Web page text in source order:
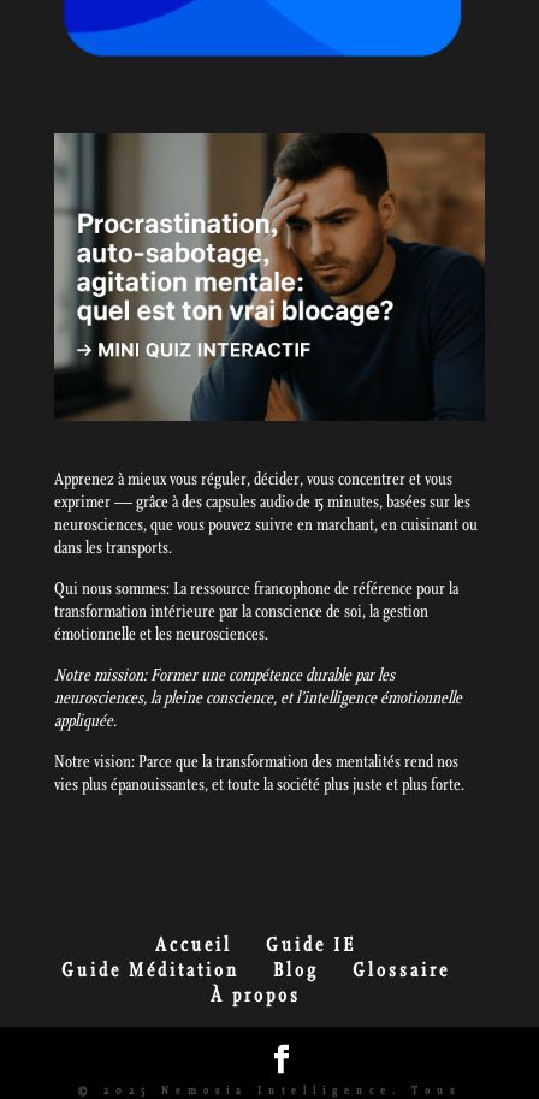
Apprenez à mieux vous réguler, décider, vous concentrer et vous
exprimer — grâce à des capsules audio de 15 minutes, basées sur les
neurosciences, que vous pouvez suivre en marchant, en cuisinant ou
dans les transports.
Qui nous sommes: La ressource francophone de référence pour la
transformation intérieure par la conscience de soi, la gestion
émotionnelle et les neurosciences.
Notre mission: Former une compétence durable par les
neurosciences, la pleine conscience, et l’intelligence émotionnelle
appliquée.
Notre vision: Parce que la transformation des mentalités rend nos
vies plus épanouissantes, et toute la société plus juste et plus forte.
Accueil
Guide IE
Guide Méditation
Blog
Glossaire
À propos
© 2025 Nemosia Intelligence. Tous